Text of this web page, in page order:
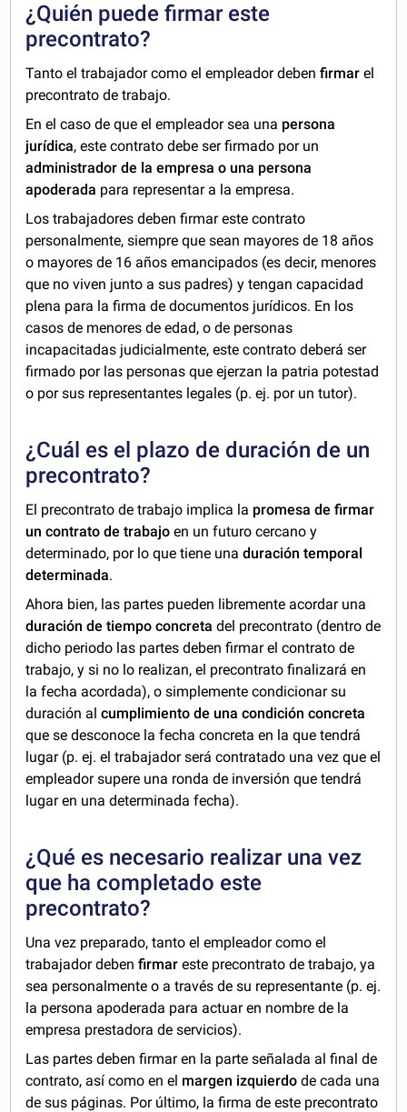
¿Quién puede firmar este
precontrato?
Tanto el trabajador como el empleador debenfirmarel
precontrato de trabajo.
En el caso de que el empleador sea una persona
jurídica, este contrato debe ser firmado por un
administrador de la empresa o una persona
apoderada para representar a la empresa.
Los trabajadores deben firmar este contrato
personalmente, siempre que sean mayores de 18 años
o mayores de 16 años emancipados (es decir, menores
que no viven junto a sus padres) y tengan capacidad
plena para la firma de documentos jurídicos. En los
casos de menores de edad, o de personas
incapacitadas judicialmente, este contrato deberá ser
firmado por las personas que ejerzan la patria potestad
o por sus representantes legales (p. ej. por un tutor).
¿Cuál es el plazo de duración de un
precontrato?
El precontrato de trabajo implica la promesa de firmar
un contrato de trabajo en un futuro cercano y
determinado, por lo que tiene unaduración temporal
determinada.
Ahora bien, las partes pueden libremente acordar una
duración de tiempo concreta del precontrato (dentro de
dicho periodo las partes deben firmar el contrato de
trabajo, y si no lo realizan, el precontrato finalizará en
la fecha acordada), o simplemente condicionar su
duración alcumplimiento de una condición concreta
que se desconoce la fecha concreta en la que tendrá
lugar (p. ej. el trabajador será contratado una vez que el
empleador supere una ronda de inversión que tendrá
lugar en una determinada fecha).
¿Qué es necesario realizar una vez
que ha completado este
precontrato?
Una vez preparado, tanto el empleador como el
trabajador debenfirmareste precontrato de trabajo, ya
sea personalmente o a través de su representante (p. ej.
la persona apoderada para actuar en nombre de la
empresa prestadora de servicios).
Las partes deben firmar en la parte señalada al final de
contrato, así como en el margen izquierdo de cada una
de sus páginas. Por último, la firma de este precontrato